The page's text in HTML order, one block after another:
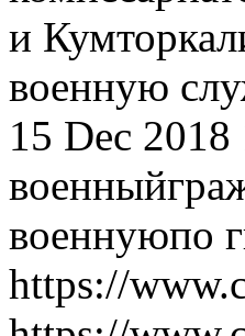
и
военную
15 Dec
военный
военнуюпо
https://